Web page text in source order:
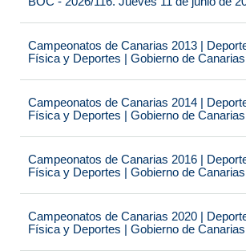
Campeonatos de Canarias 2013 |
Física y Deportes | Gobierno de Canarias
Campeonatos de Canarias 2014 |
Física y Deportes | Gobierno de Canarias
Campeonatos de Canarias 2016 |
Física y Deportes | Gobierno de Canarias
Campeonatos de Canarias 2020 |
Física y Deportes | Gobierno de Canarias